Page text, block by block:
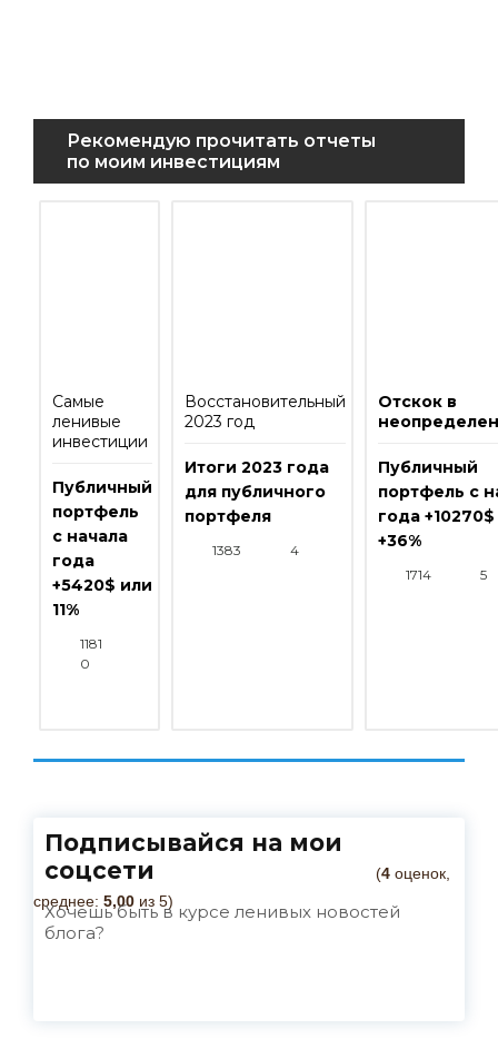
(4 оценок,
среднее: 5,00 из 5)
Рекомендую прочитать отчеты
по моим инвестициям
Самые
ленивые
инвестиции
Публичный
портфель
с начала
года
+5420$ или
11%
1181
0
Восстановительный
2023 год
Итоги 2023 года
для публичного
портфеля
1383 4
Отскок в
Публичный
портфель с
года
+36%
1714 5
Подписывайся на мои
соцсети
Хочешь быть в курсе ленивых новостей
блога?